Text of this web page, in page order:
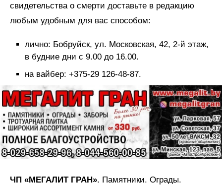
свидетельства о смерти доставьте в редакцию
любым удобным для вас способом:
лично: Бобруйск, ул. Московская, 42, 2-й этаж,
в будние дни с 9.00 до 16.00.
на вайбер: +375-29 126-48-87.
ЧП «МЕГАЛИТ ГРАН». Памятники. Ограды.